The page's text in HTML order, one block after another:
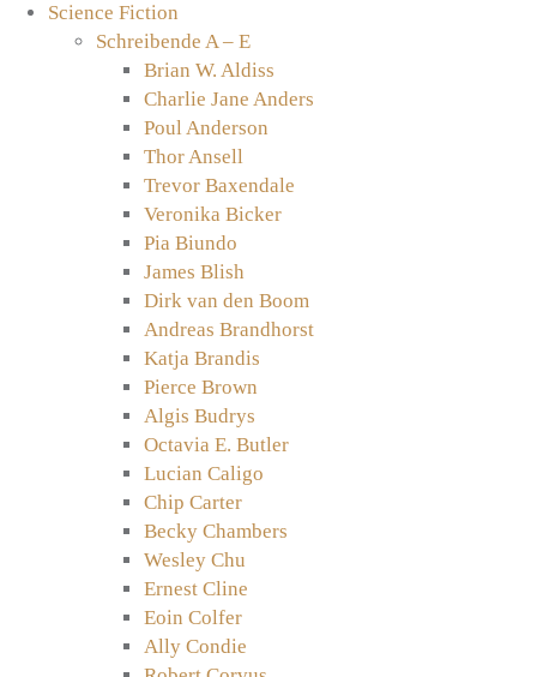
Science Fiction
Schreibende A – E
Brian W. Aldiss
Charlie Jane Anders
Poul Anderson
Thor Ansell
Trevor Baxendale
Veronika Bicker
Pia Biundo
James Blish
Dirk van den Boom
Andreas Brandhorst
Katja Brandis
Pierce Brown
Algis Budrys
Octavia E. Butler
Lucian Caligo
Chip Carter
Becky Chambers
Wesley Chu
Ernest Cline
Eoin Colfer
Ally Condie